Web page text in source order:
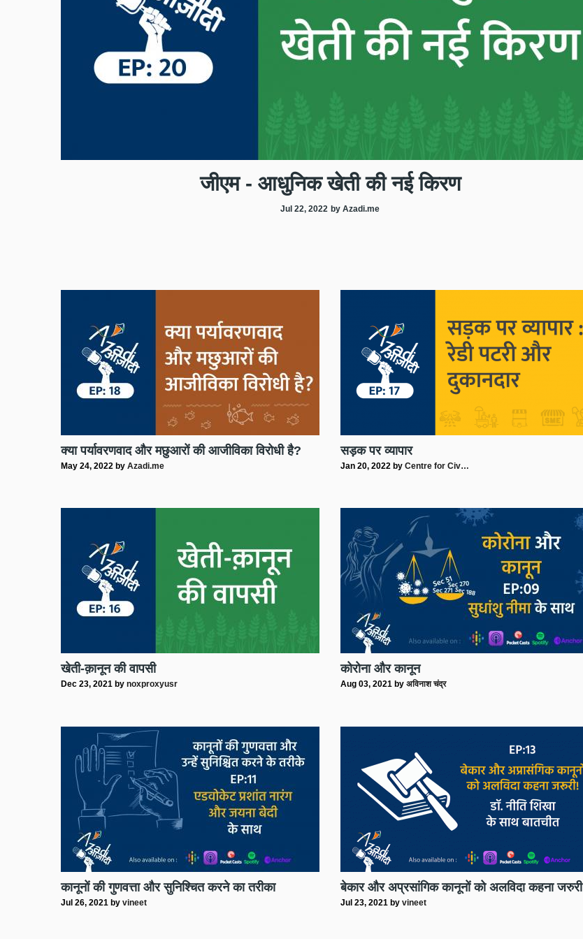
जीएम - आधुनिक खेती की नई किरण
Jul 22, 2022 by Azadi.me
क्या पर्यावरणवाद और मछुआरों की आजीविका विरोधी है?
May 24, 2022 by Azadi.me
सड़क पर व्यापार
Jan 20, 2022 by Centre for Civ…
खेती-क़ानून की वापसी
Dec 23, 2021 by noxproxyusr
कोरोना और कानून
Aug 03, 2021 by अविनाश चंद्र
कानूनों की गुणवत्ता और सुनिश्चित करने का तरीका
Jul 26, 2021 by vineet
बेकार और अप्रसांगिक कानूनों को अलविदा कहना जरुरी
Jul 23, 2021 by vineet